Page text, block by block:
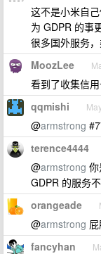
这不是小米自
为 GDPR 的事
很多国外服务
MoozLee
看到了收集信
qqmishi
@armstrong
terence4444
@armstrong
GDPR 的服务
orangeade
@armstrong
fancyhan